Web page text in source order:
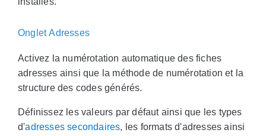
Onglet Adresses
Activez la numérotation automatique des fiches
adresses ainsi que la méthode de numérotation et la
structure des codes générés.
Définissez les valeurs par défaut ainsi que les types
d'adresses secondaires, les formats d'adresses ainsi